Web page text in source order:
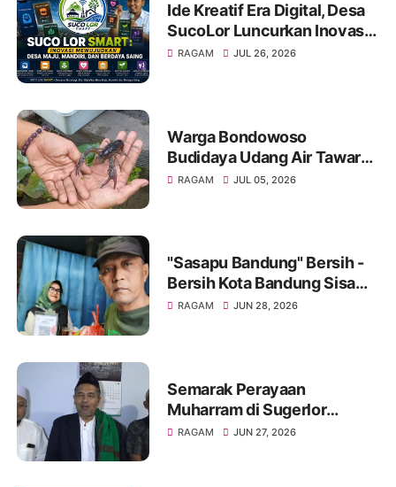
Ide Kreatif Era Digital, Desa
SucoLor Luncurkan Inovasi
"SUCOLOR SMART"
RAGAM JUL 26, 2026
Warga Bondowoso
Budidaya Udang Air Tawar
Hasilkan Cuan Yang Luar
RAGAM JUL 05, 2026
"Sasapu Bandung" Bersih -
Bersih Kota Bandung Sisa
Bongkaran Bangunan Liar
RAGAM JUN 28, 2026
Semarak Perayaan
Muharram di Sugerlor
Maesan Bondowoso Santuni
RAGAM JUN 27, 2026